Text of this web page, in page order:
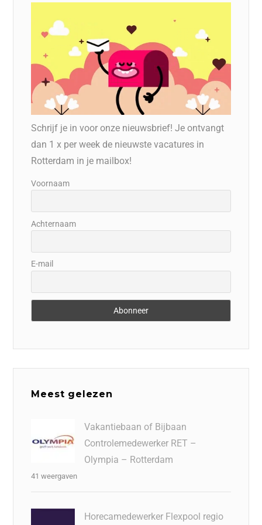
Schrijf je in voor onze nieuwsbrief! Je ontvangt
dan 1 x per week de nieuwste vacatures in
Rotterdam in je mailbox!
Voornaam
Achternaam
E-mail
Meest gelezen
Vakantiebaan of Bijbaan
Controlemedewerker RET –
Olympia – Rotterdam
41 weergaven
Horecamedewerker Flexpool regio